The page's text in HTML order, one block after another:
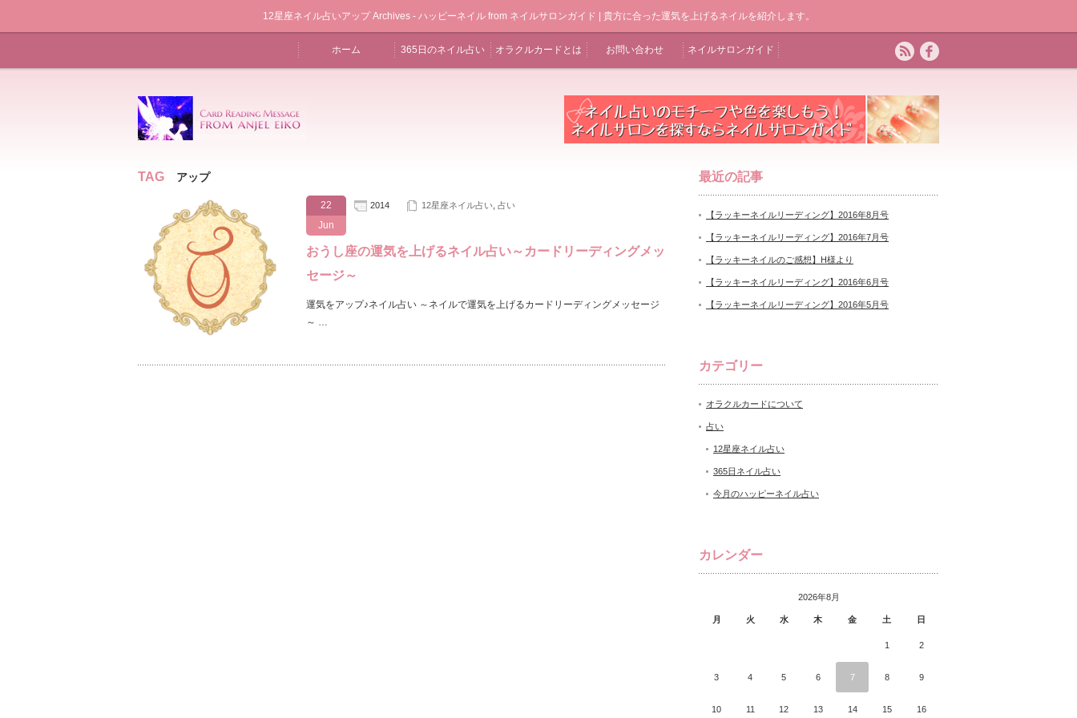
12星座ネイル占いアップ Archives - ハッピーネイル from ネイルサロンガイド | 貴方に合った運気を上げるネイルを紹介します。
ホーム 365日のネイル占い オラクルカードとは お問い合わせ ネイルサロンガイド
TAG アップ
22
Jun
2014 12星座ネイル占い 占い
おうし座の運気を上げるネイル占い～カードリーディングメッ
セージ～
運気をアップ♪ネイル占い ～ネイルで運気を上げるカードリーディングメッセージ
～ …
最近の記事
【ラッキーネイルリーディング】2016年8月号
【ラッキーネイルリーディング】2016年7月号
【ラッキーネイルのご感想】H様より
【ラッキーネイルリーディング】2016年6月号
【ラッキーネイルリーディング】2016年5月号
カテゴリー
オラクルカードについて
占い
12星座ネイル占い
365日ネイル占い
今月のハッピーネイル占い
カレンダー
2026年8月
月 火 水 木 金 土 日
1 2
3 4 5 6 7 8 9
10 11 12 13 14 15 16